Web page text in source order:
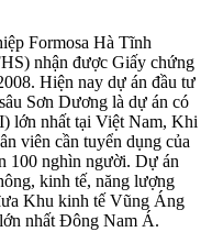
Formosa Hà Tĩnh
nhận được Giấy chứng
Hiện nay dự án đầu tư
Sơn Dương là dự án có
lớn nhất tại Việt Nam, Khi
viên cần tuyển dụng của
100 nghìn người. Dự án
kinh tế, năng lượng
Khu kinh tế Vũng Áng
nhất Đông Nam Á.